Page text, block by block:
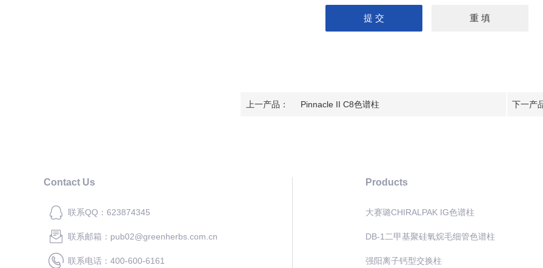
上一产品： Pinnacle II C8色谱柱 下一产
Contact Us
联系QQ：623874345
联系邮箱：pub02@greenherbs.com.cn
联系电话：400-600-6161
Products
大赛璐CHIRALPAK IG色谱柱
DB-1二甲基聚硅氧烷毛细管色谱柱
强阳离子钙型交换柱